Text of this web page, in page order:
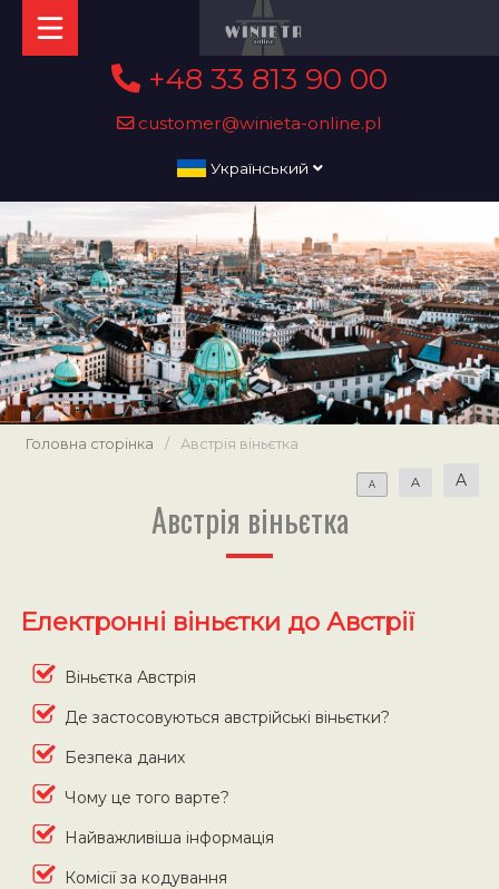
+48 33 813 90 00
customer@winieta-online.pl
Український
Головна сторінка / Австрія віньєтка
A A A
Австрія віньєтка
Електронні віньєтки до Австрії
Віньєтка Австрія
Де застосовуються австрійські віньєтки?
Безпека даних
Чому це того варте?
Найважливіша інформація
Комісії за кодування